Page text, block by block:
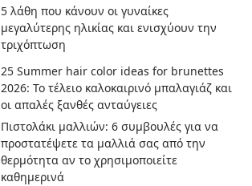
5 λάθη που κάνουν οι γυναίκες
μεγαλύτερης ηλικίας και ενισχύουν την
τριχόπτωση
25 Summer hair color ideas for brunettes
2026: Το τέλειο καλοκαιρινό μπαλαγιάζ και
οι απαλές ξανθές ανταύγειες
Πιστολάκι μαλλιών: 6 συμβουλές για να
προστατέψετε τα μαλλιά σας από την
θερμότητα αν το χρησιμοποιείτε
καθημερινά